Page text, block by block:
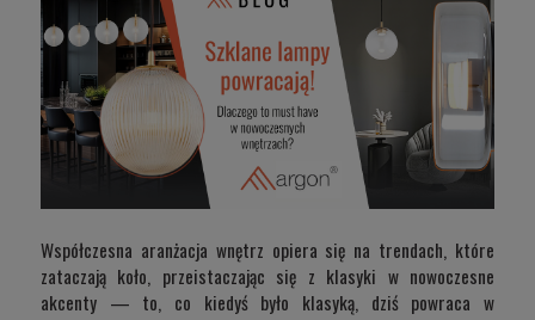
Współczesna aranżacja wnętrz opiera się na trendach, które
zataczają koło, przeistaczając się z klasyki w nowoczesne
akcenty — to, co kiedyś było klasyką, dziś powraca w